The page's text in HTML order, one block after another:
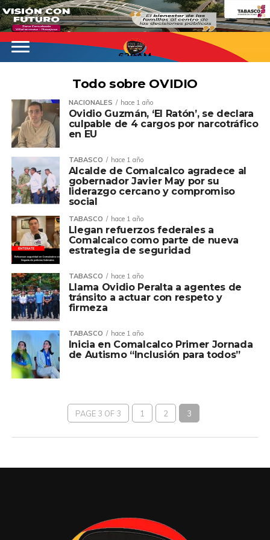
620AM
Todo sobre OVIDIO
NACIONALES hace 1 año
Ovidio Guzmán, ‘El Ratón’, se declara
culpable de 4 cargos por narcotráfico
en EU
TABASCO hace 1 año
Alcalde de Comalcalco agradece al
gobernador Javier May por su
liderazgo cercano y compromiso
social
TABASCO hace 1 año
Llegan refuerzos federales a
Comalcalco como parte de nueva
estrategia de seguridad
TABASCO hace 1 año
Llama Ovidio Peralta a agentes de
tránsito a actuar con respeto y
firmeza
TABASCO hace 1 año
Inicia en Comalcalco Primer Jornada
de Autismo “Inclusión para todos”
PAGE 3 OF 3 1 2 3